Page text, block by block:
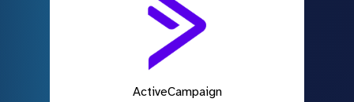
ActiveCampaign